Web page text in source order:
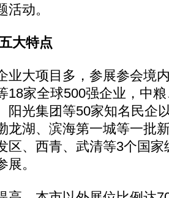
动。
大特点
大项目多，参展参会境
18家全球500强企业，中
阳光集团等50家知名民企
龙湖、滨海第一城等一批
区、西青、武清等3个国
。